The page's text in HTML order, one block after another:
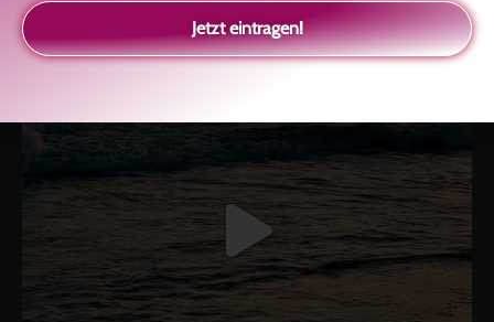
Jetzt eintragen!